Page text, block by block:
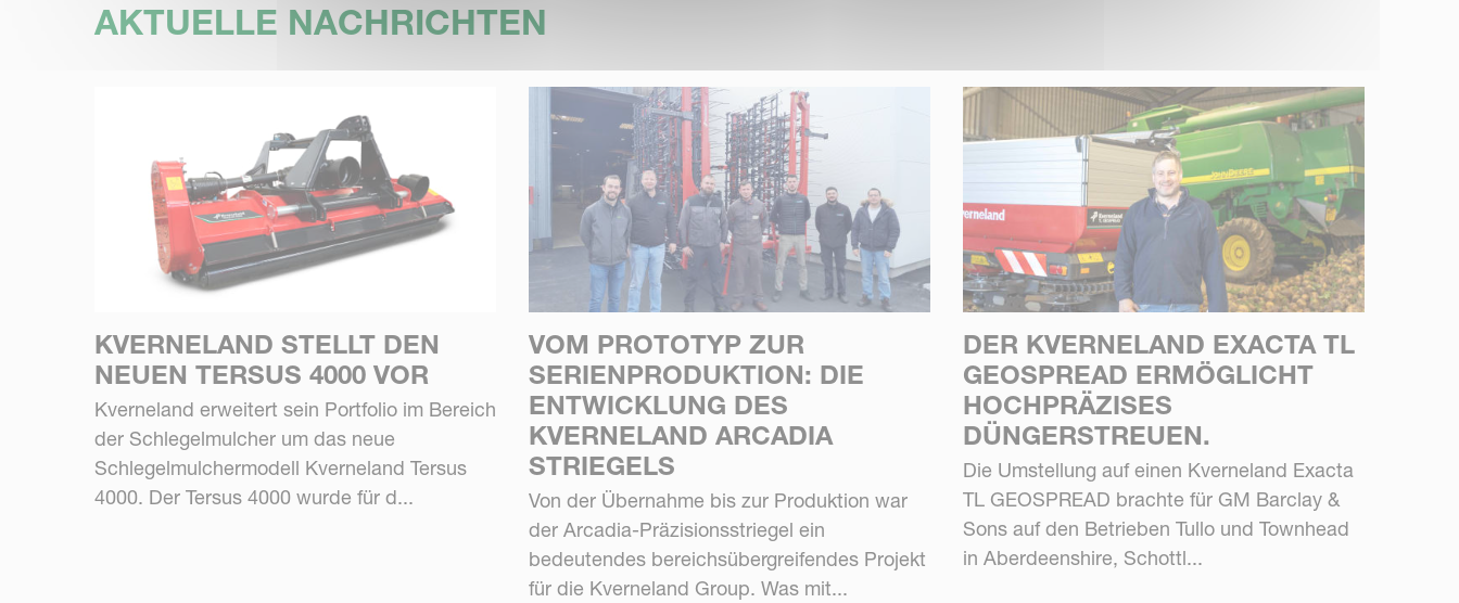
AKTUELLE NACHRICHTEN
KVERNELAND STELLT DEN
NEUEN TERSUS 4000 VOR
Kverneland erweitert sein Portfolio im Bereich
der Schlegelmulcher um das neue
Schlegelmulchermodell Kverneland Tersus
4000. Der Tersus 4000 wurde für d...
VOM PROTOTYP ZUR
SERIENPRODUKTION: DIE
ENTWICKLUNG DES
KVERNELAND ARCADIA
STRIEGELS
Von der Übernahme bis zur Produktion war
der Arcadia-Präzisionsstriegel ein
bedeutendes bereichsübergreifendes Projekt
für die Kverneland Group. Was mit...
DER KVERNELAND EXACTA TL
GEOSPREAD ERMÖGLICHT
HOCHPRÄZISES
DÜNGERSTREUEN.
Die Umstellung auf einen Kverneland Exacta
TL GEOSPREAD brachte für GM Barclay &
Sons auf den Betrieben Tullo und Townhead
in Aberdeenshire, Schottl...